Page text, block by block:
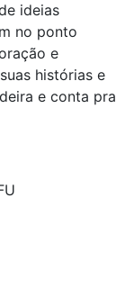
ideias
no ponto
e
histórias e
e conta pra